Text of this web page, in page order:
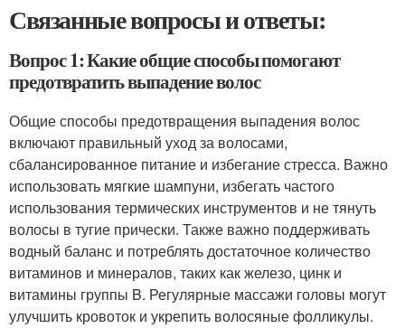
Связанные вопросы и ответы:
Вопрос 1: Какие общие способы помогают
предотвратить выпадение волос
Общие способы предотвращения выпадения волос
включают правильный уход за волосами,
сбалансированное питание и избегание стресса. Важно
использовать мягкие шампуни, избегать частого
использования термических инструментов и не тянуть
волосы в тугие прически. Также важно поддерживать
водный баланс и потреблять достаточное количество
витаминов и минералов, таких как железо, цинк и
витамины группы B. Регулярные массажи головы могут
улучшить кровоток и укрепить волосяные фолликулы.